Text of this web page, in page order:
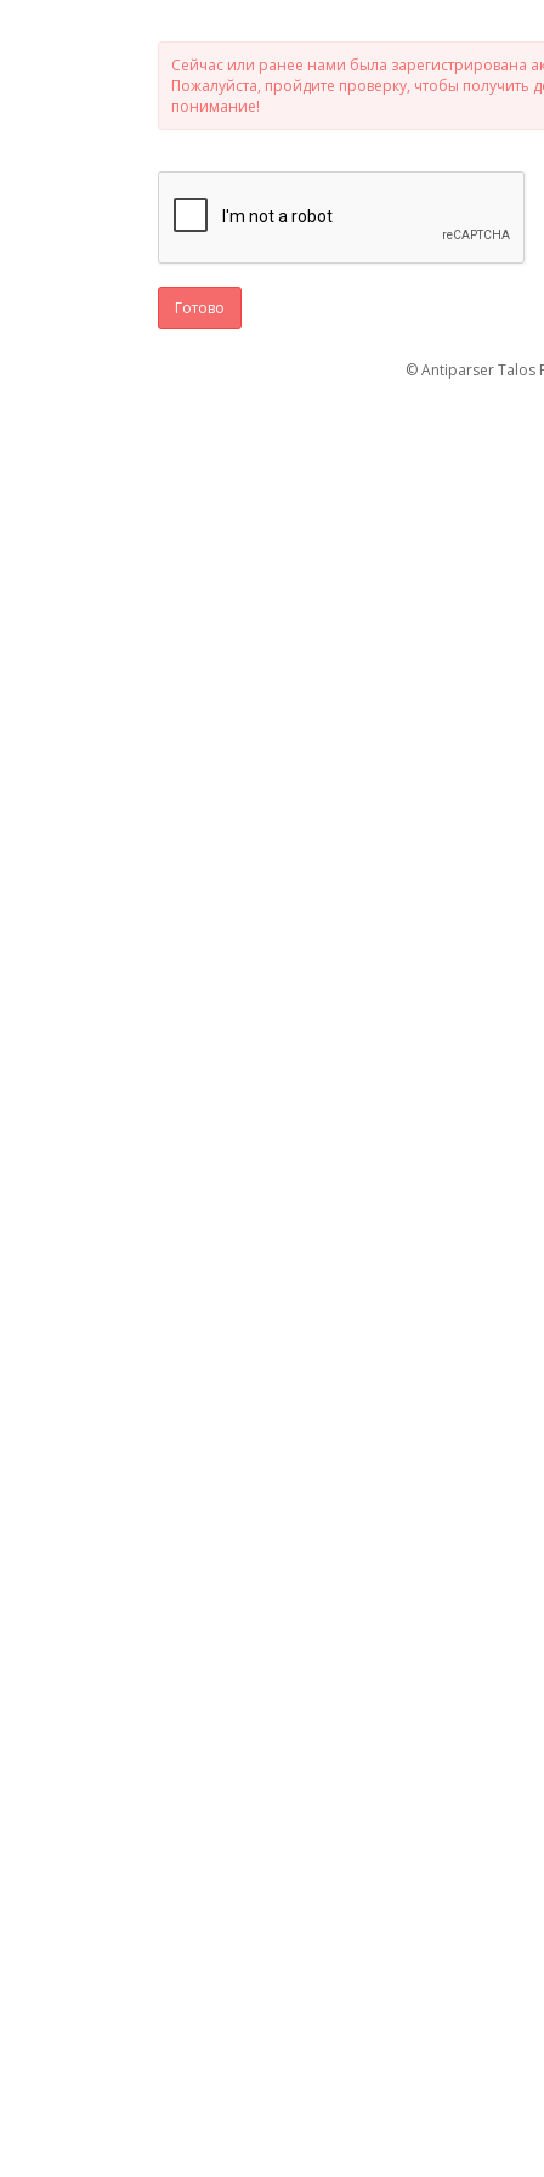
Сейчас или ранее нами была зарегистрирована
Пожалуйста, пройдите проверку, чтобы
понимание!
Готово
© Antiparser Talos